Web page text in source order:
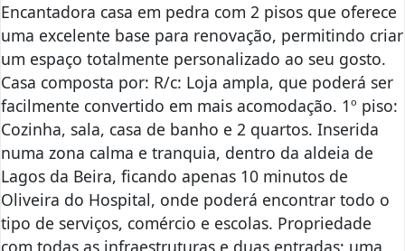
Encantadora casa em pedra com 2 pisos que oferece
uma excelente base para renovação, permitindo criar
um espaço totalmente personalizado ao seu gosto.
Casa composta por: R/c: Loja ampla, que poderá ser
facilmente convertido em mais acomodação. 1º piso:
Cozinha, sala, casa de banho e 2 quartos. Inserida
numa zona calma e tranquia, dentro da aldeia de
Lagos da Beira, ficando apenas 10 minutos de
Oliveira do Hospital, onde poderá encontrar todo o
tipo de serviços, comércio e escolas. Propriedade